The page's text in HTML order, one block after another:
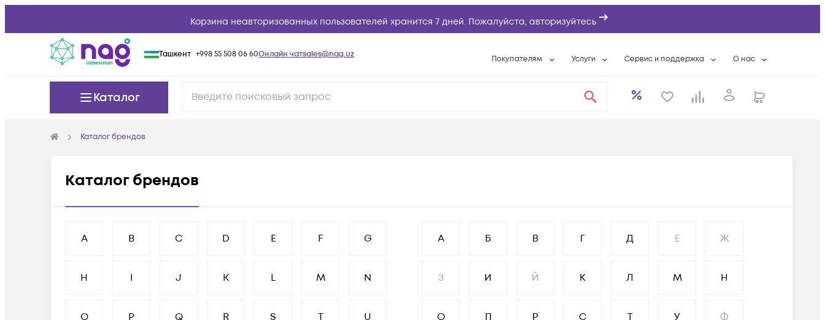
Корзина неавторизованных пользователей хранится 7 дней. Пожалуйста, авторизуйтесь
Ташкент +998 55 508 06 60Онлайн чатsales@nag.uz Покупателям Услуги
Расширенная гарантия
Сервис и поддержка
Разовые выездные работы
О нас
Контактная
Каталог
Каталог брендов
Каталог брендов
A B C D E F G
H I J K L M N
O P Q R S T U
А Б В Г Д Е Ж
З И Й К Л М Н
О П Р С Т У Ф